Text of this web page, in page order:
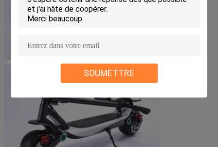
SOUMETTRE